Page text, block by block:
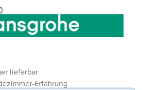
lieferbar
Erfahrung